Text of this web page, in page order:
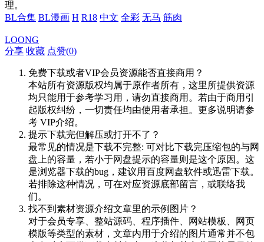
理。
BL合集 BL漫画 H R18 中文 全彩 无马 筋肉
LOONG
分享 收藏 点赞(0)
免费下载或者VIP会员资源能否直接商用？
本站所有资源版权均属于原作者所有，这里所提供资源
均只能用于参考学习用，请勿直接商用。若由于商用引
起版权纠纷，一切责任均由使用者承担。更多说明请参
考 VIP介绍。
提示下载完但解压或打开不了？
最常见的情况是下载不完整: 可对比下载完压缩包的与网
盘上的容量，若小于网盘提示的容量则是这个原因。这
是浏览器下载的bug，建议用百度网盘软件或迅雷下载。
若排除这种情况，可在对应资源底部留言，或联络我
们。
找不到素材资源介绍文章里的示例图片？
对于会员专享、整站源码、程序插件、网站模板、网页
模版等类型的素材，文章内用于介绍的图片通常并不包